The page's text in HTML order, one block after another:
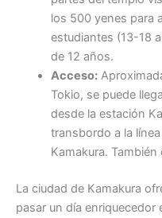
los 500 yenes para
estudiantes (13-18
de 12 años.
Acceso:
Tokio, se puede
desde la estación
transbordo a la
Kamakura.
La ciudad de Kamakura
pasar un día enriquecedor